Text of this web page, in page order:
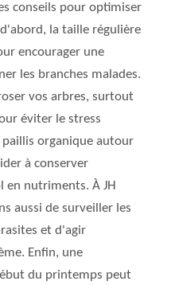
conseils pour optimiser
la taille régulière
encourager une
les branches malades.
vos arbres, surtout
éviter le stress
organique autour
à conserver
en nutriments. À JH
aussi de surveiller les
et d'agir
Enfin, une
du printemps peut